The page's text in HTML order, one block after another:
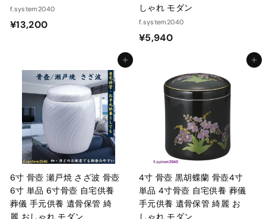
f.system2040
¥13,200¥
,
2
0
しゃれ モダン
f.system2040
¥5,940¥
9
4
カートに入れる
6寸 骨壺 瀬戸焼 さざ波 骨壺
6寸 単品 6寸骨壺 自宅供養
葬儀 手元供養 遺骨保管 綺
麗 おしゃれ モダン
カートに入れる
4寸 骨壺 黒胡蝶蘭 骨壺4寸
単品 4寸骨壺 自宅供養 葬儀
手元供養 遺骨保管 綺麗 お
しゃれ モダン